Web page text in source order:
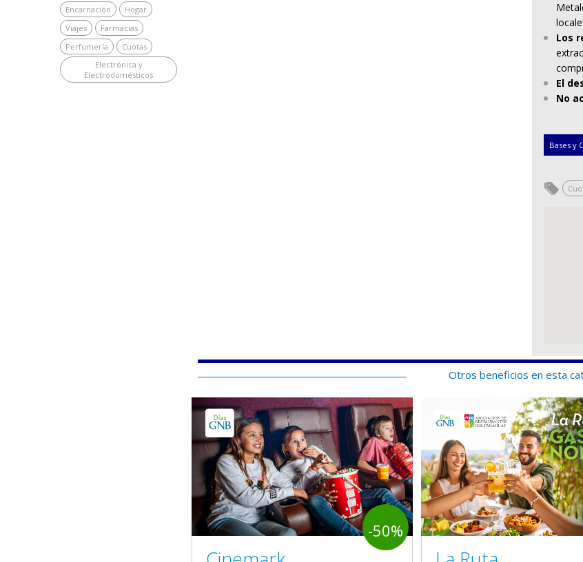
Encarnación
Hogar
Viajes
Farmacias
Perfumería
Cuotas
Electrónica y
Electrodomésticos
Los
El
No
Bases y
Otros beneficios en esta
-50%